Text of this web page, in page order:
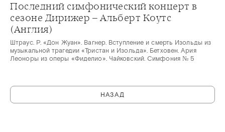
Последний симфонический концерт в
сезоне Дирижер – Альберт Коутс
(Англия)
Штраус. Р. «Дон Жуан». Вагнер. Вступление и смерть Изольды из
музыкальной трагедии «Тристан и Изольда». Бетховен. Ария
Леоноры из оперы «Фиделио». Чайковский. Симфония № 5
НАЗАД